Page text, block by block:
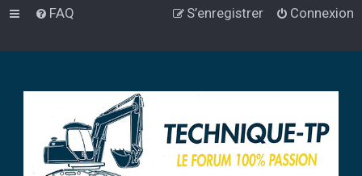
FAQ Connexion
S’enregistrer